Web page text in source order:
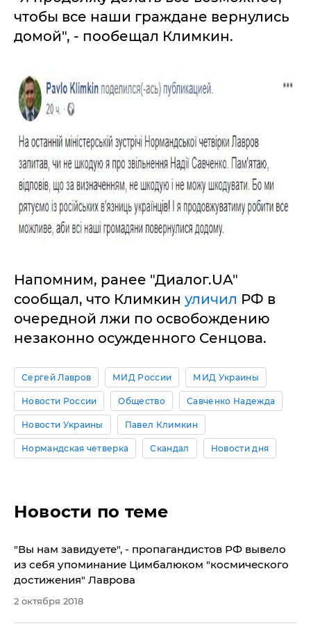
чтобы все наши граждане вернулись
домой", - пообещал Климкин.
Напомним, ранее "Диалог.UA"
сообщал, что Климкин уличил РФ в
очередной лжи по освобождению
незаконно осужденного Сенцова.
Сергей Лавров МИД России МИД Украины
Новости России Общество Савченко Надежда
Новости Украины Павел Климкин
Нормандская четверка Скандал Новости дня
Новости по теме
"Вы нам завидуете", - пропагандистов РФ вывело
из себя упоминание Цимбалюком "космического
достижения" Лаврова
2 октября 2018